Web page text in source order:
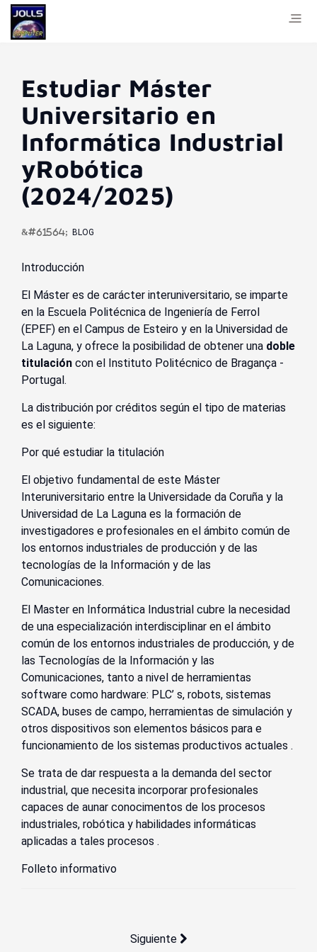
Estudiar Máster
Universitario en
Informática Industrial
yRobótica
(2024/2025)
BLOG
Introducción
El Máster es de carácter interuniversitario, se imparte
en la Escuela Politécnica de Ingeniería de Ferrol
(EPEF) en el Campus de Esteiro y en la Universidad de
La Laguna, y ofrece la posibilidad de obtener una doble
titulación con el Instituto Politécnico de Bragança -
Portugal.
La distribución por créditos según el tipo de materias
es el siguiente:
Por qué estudiar la titulación
El objetivo fundamental de este Máster
Interuniversitario entre la Universidade da Coruña y la
Universidad de La Laguna es la formación de
investigadores e profesionales en el ámbito común de
los entornos industriales de producción y de las
tecnologías de la Información y de las
Comunicaciones.
El Master en Informática Industrial cubre la necesidad
de una especialización interdisciplinar en el ámbito
común de los entornos industriales de producción, y de
las Tecnologías de la Información y las
Comunicaciones, tanto a nivel de herramientas
software como hardware: PLC’ s, robots, sistemas
SCADA, buses de campo, herramientas de simulación y
otros dispositivos son elementos básicos para e
funcionamiento de los sistemas productivos actuales .
Se trata de dar respuesta a la demanda del sector
industrial, que necesita incorporar profesionales
capaces de aunar conocimentos de los procesos
industriales, robótica y habilidades informáticas
aplicadas a tales procesos .
Folleto informativo
Artículo siguiente: Los Mejores
Siguiente